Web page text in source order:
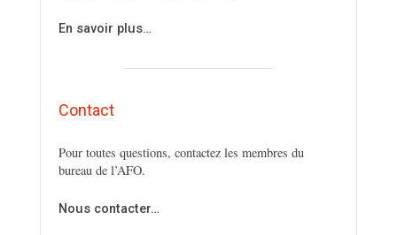
En savoir plus…
Contact
Pour toutes questions, contactez les membres du
bureau de l’AFO.
Nous contacter…